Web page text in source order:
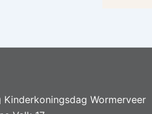
Kinderkoningsdag Wormerveer